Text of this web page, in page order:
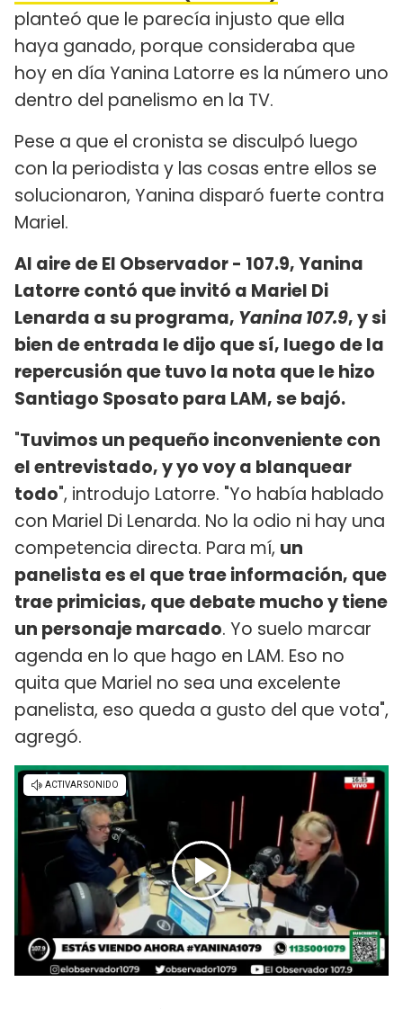
planteó que le parecía injusto que ella
haya ganado, porque consideraba que
hoy en día Yanina Latorre es la número uno
dentro del panelismo en la TV.
Pese a que el cronista se disculpó luego
con la periodista y las cosas entre ellos se
solucionaron, Yanina disparó fuerte contra
Mariel.
Al aire de El Observador - 107.9, Yanina
Latorre contó que invitó a Mariel Di
Lenarda a su programa, Yanina 107.9, y si
bien de entrada le dijo que sí, luego de la
repercusión que tuvo la nota que le hizo
Santiago Sposato para LAM, se bajó.
"Tuvimos un pequeño inconveniente con
el entrevistado, y yo voy a blanquear
todo", introdujo Latorre. "Yo había hablado
con Mariel Di Lenarda. No la odio ni hay una
competencia directa. Para mí, un
panelista es el que trae información, que
trae primicias, que debate mucho y tiene
un personaje marcado. Yo suelo marcar
agenda en lo que hago en LAM. Eso no
quita que Mariel no sea una excelente
panelista, eso queda a gusto del que vota",
agregó.